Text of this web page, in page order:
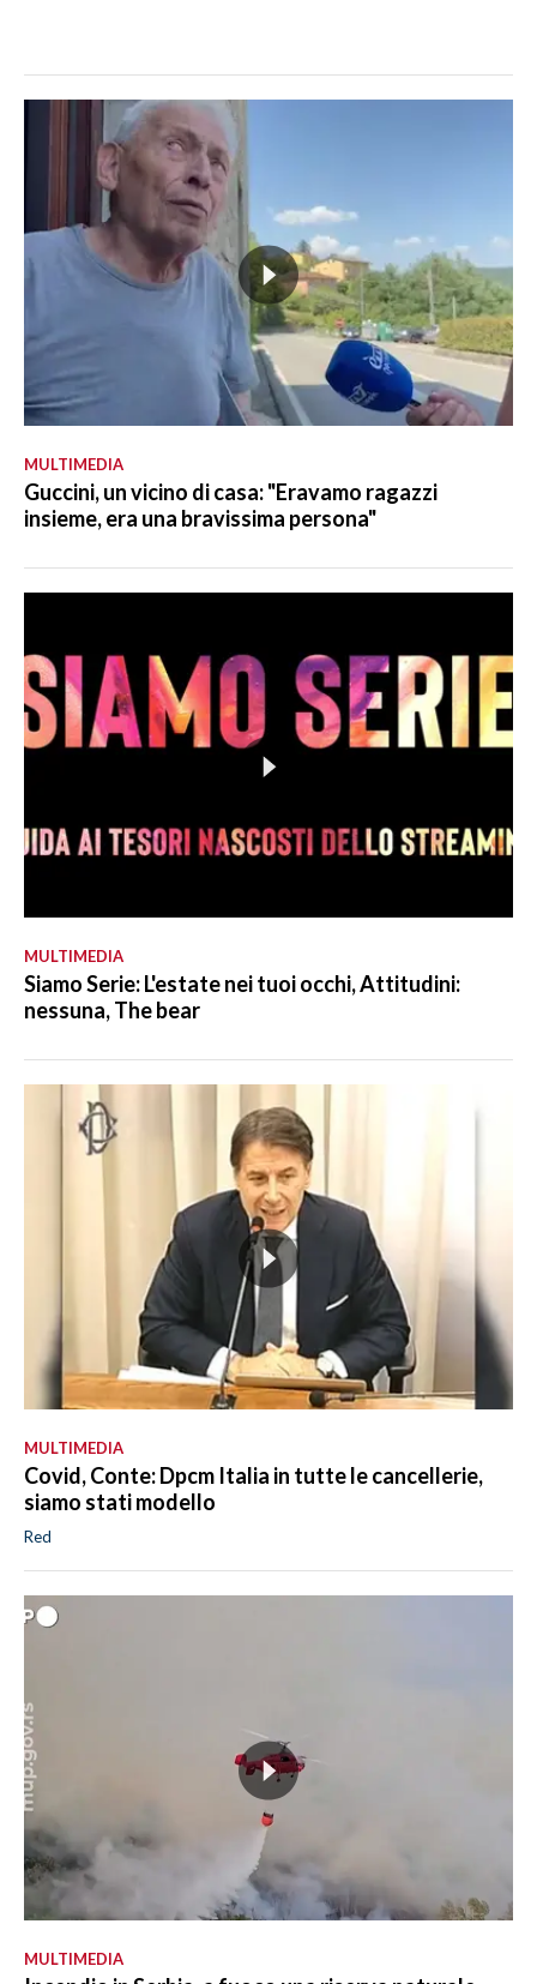
MULTIMEDIA
Guccini, un vicino di casa: "Eravamo ragazzi
insieme, era una bravissima persona"
MULTIMEDIA
Siamo Serie: L'estate nei tuoi occhi, Attitudini:
nessuna, The bear
MULTIMEDIA
Covid, Conte: Dpcm Italia in tutte le cancellerie,
siamo stati modello
Red
MULTIMEDIA